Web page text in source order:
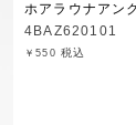
ホアラウナアン
4BAZ620101
￥550 税込